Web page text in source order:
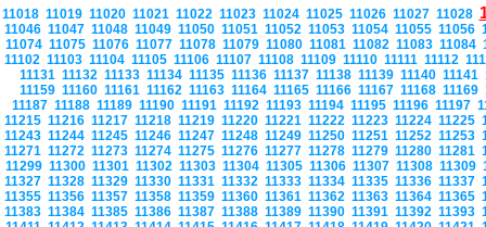
11018 11019 11020 11021 11022 11023 11024 11025 11026 11027 11028
11046 11047 11048 11049 11050 11051 11052 11053 11054 11055 11056
11074 11075 11076 11077 11078 11079 11080 11081 11082 11083 11084
11102 11103 11104 11105 11106 11107 11108 11109 11110 11111 11112
11131 11132 11133 11134 11135 11136 11137 11138 11139 11140 11141
11159 11160 11161 11162 11163 11164 11165 11166 11167 11168 11169
11187 11188 11189 11190 11191 11192 11193 11194 11195 11196 11197
11215 11216 11217 11218 11219 11220 11221 11222 11223 11224 11225
11243 11244 11245 11246 11247 11248 11249 11250 11251 11252 11253
11271 11272 11273 11274 11275 11276 11277 11278 11279 11280 11281
11299 11300 11301 11302 11303 11304 11305 11306 11307 11308 11309
11327 11328 11329 11330 11331 11332 11333 11334 11335 11336 11337
11355 11356 11357 11358 11359 11360 11361 11362 11363 11364 11365
11383 11384 11385 11386 11387 11388 11389 11390 11391 11392 11393